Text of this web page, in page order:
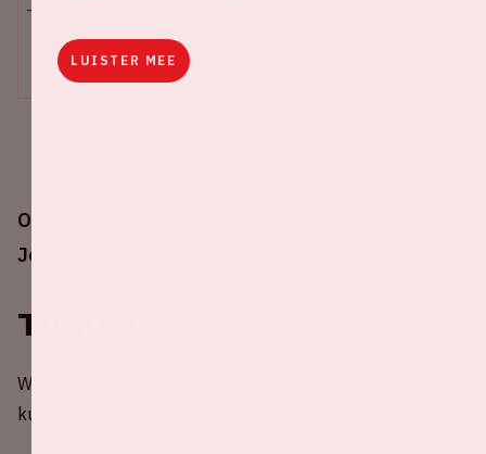
Op zondag 24 augustus 2025 speelt Ajax in de
Johan Cruijff ArenA tegen Heracles Almelo.
Tickets
Wil je aanwezig zijn bij een thuiswedstrijd van Ajax? Je
kunt je tickets bestellen via
KOOP TICKETS
LUISTER MEE